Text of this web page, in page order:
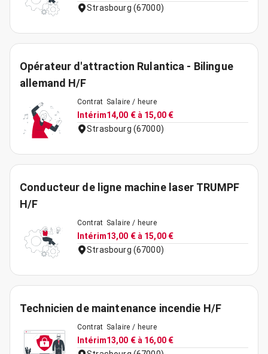
Strasbourg (67000)
Opérateur d'attraction Rulantica - Bilingue
allemand H/F
Contrat
Intérim
Salaire / heure
14,00 € à 15,00 €
Strasbourg (67000)
Conducteur de ligne machine laser TRUMPF
H/F
Contrat
Intérim
Salaire / heure
13,00 € à 15,00 €
Strasbourg (67000)
Technicien de maintenance incendie H/F
Contrat
Intérim
Salaire / heure
13,00 € à 16,00 €